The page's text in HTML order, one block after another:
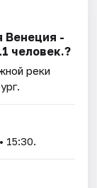
Венеция -
человек.?
реки
15:30.